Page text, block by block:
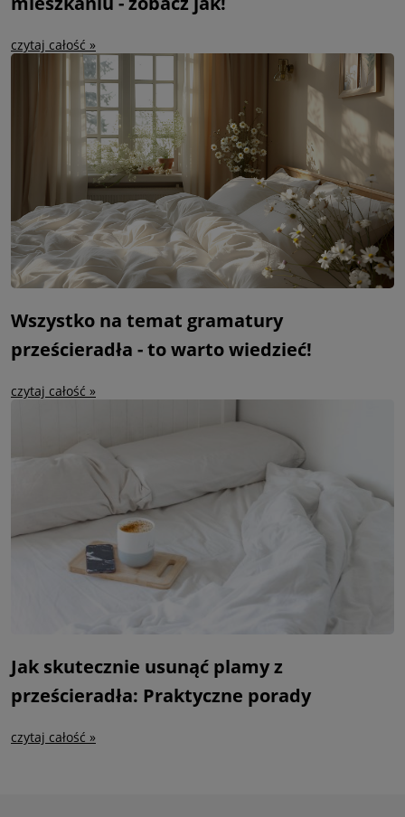
czytaj całość »
Wszystko na temat gramatury
prześcieradła - to warto wiedzieć!
czytaj całość »
Jak skutecznie usunąć plamy z
prześcieradła: Praktyczne porady
czytaj całość »